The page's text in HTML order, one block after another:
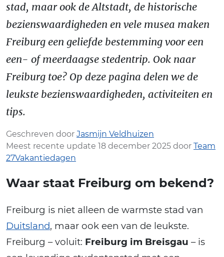
stad, maar ook de Altstadt, de historische
bezienswaardigheden en vele musea maken
Freiburg een geliefde bestemming voor een
een- of meerdaagse stedentrip. Ook naar
Freiburg toe? Op deze pagina delen we de
leukste bezienswaardigheden, activiteiten en
tips.
Geschreven door Jasmijn Veldhuizen
Meest recente update 18 december 2025 door Team
27Vakantiedagen
Waar staat Freiburg om bekend?
Freiburg is niet alleen de warmste stad van
Duitsland, maar ook een van de leukste.
Freiburg – voluit: Freiburg im Breisgau – is